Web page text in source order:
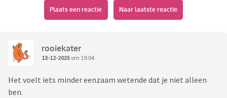
Plaats een reactie Naar laatste reactie
rooiekater
13-12-2025 om 19:04
Het voelt iets minder eenzaam wetende dat je niet alleen
ben.